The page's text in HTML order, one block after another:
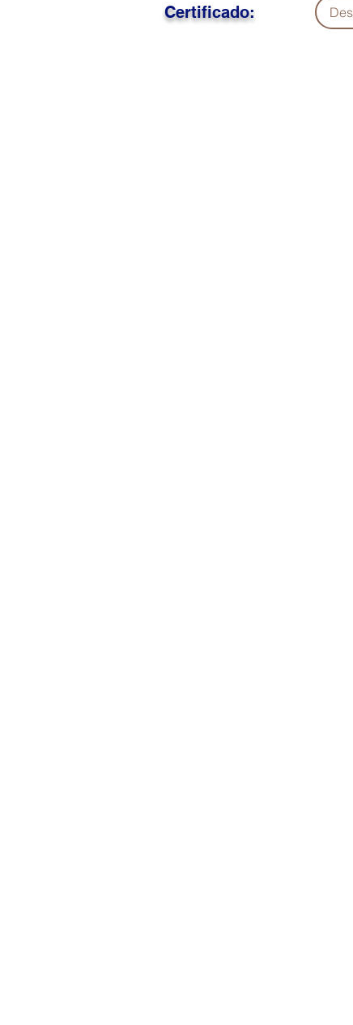
Certificado: